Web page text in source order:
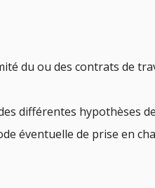
du ou des contrats de
différentes hypothèses
éventuelle de prise en